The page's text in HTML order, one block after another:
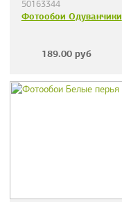
50163344
Фотообои Одуванчики
189.00 руб